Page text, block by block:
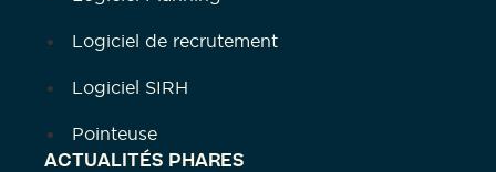
Logiciel de recrutement
Logiciel SIRH
Pointeuse
ACTUALITÉS PHARES